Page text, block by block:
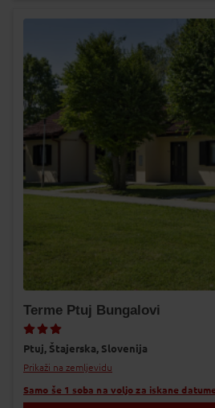
Terme Ptuj Bungalovi
Ptuj, Štajerska, Slovenija
Prikaži na zemljevidu
Samo še 1 soba na voljo za iskane